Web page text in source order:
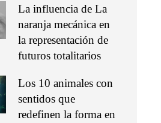
La influencia de La
naranja mecánica en
la representación de
futuros totalitarios
Los 10 animales con
sentidos que
redefinen la forma en